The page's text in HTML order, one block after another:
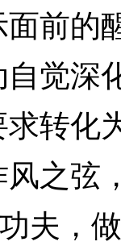
前的
觉深
转化
之弦
夫，